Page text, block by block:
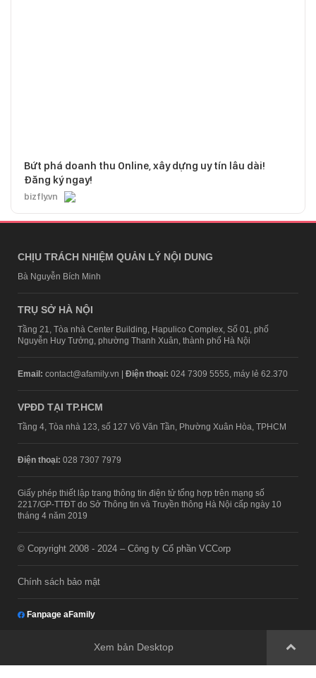
Bứt phá doanh thu Online, xây dựng uy tín lâu dài!
Đăng ký ngay!
bizfly.vn
CHỊU TRÁCH NHIỆM QUẢN LÝ NỘI DUNG
Bà Nguyễn Bích Minh
TRỤ SỞ HÀ NỘI
Tầng 21, Tòa nhà Center Building, Hapulico Complex, Số 01, phố
Nguyễn Huy Tưởng, phường Thanh Xuân, thành phố Hà Nội
Email: contact@afamily.vn | Điện thoại: 024 7309 5555, máy lẻ 62.370
VPĐD TẠI TP.HCM
Tầng 4, Tòa nhà 123, số 127 Võ Văn Tần, Phường Xuân Hòa, TPHCM
Điện thoại: 028 7307 7979
Giấy phép thiết lập trang thông tin điện tử tổng hợp trên mạng số
2217/GP-TTĐT do Sở Thông tin và Truyền thông Hà Nội cấp ngày 10
tháng 4 năm 2019
© Copyright 2008 - 2024 – Công ty Cổ phần VCCorp
Chính sách bảo mật
Fanpage aFamily
Xem bản Desktop